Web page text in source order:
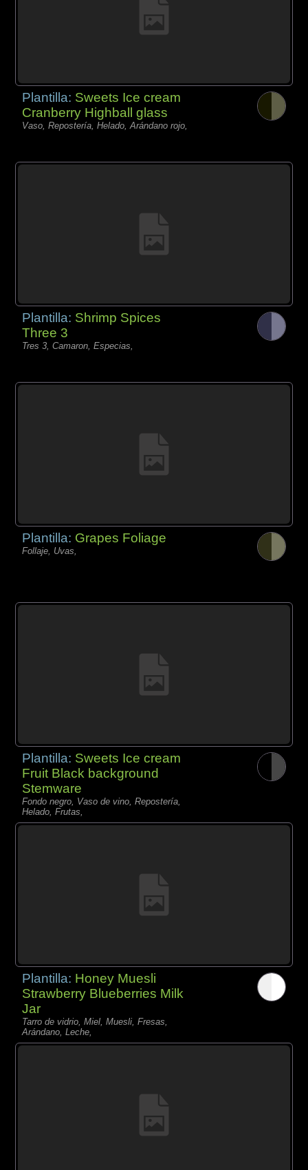
Plantilla: Sweets Ice cream
Cranberry Highball glass
Vaso, Repostería, Helado, Arándano rojo,
Plantilla: Shrimp Spices
Three 3
Tres 3, Camaron, Especias,
Plantilla: Grapes Foliage
Follaje, Uvas,
Plantilla: Sweets Ice cream
Fruit Black background
Stemware
Fondo negro, Vaso de vino, Repostería,
Helado, Frutas,
Plantilla: Honey Muesli
Strawberry Blueberries Milk
Jar
Tarro de vidrio, Miel, Muesli, Fresas,
Arándano, Leche,